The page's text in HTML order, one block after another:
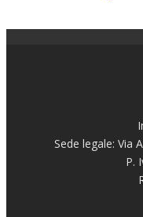
Sede legale: Via
P.